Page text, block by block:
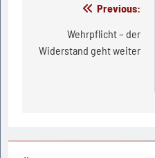
Beitragsnavigation
Previous:
Wehrpflicht – der
Widerstand geht weiter